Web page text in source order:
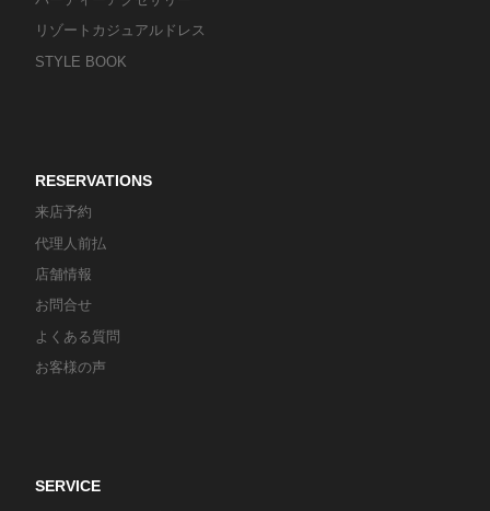
リゾートカジュアルドレス
STYLE BOOK
RESERVATIONS
来店予約
代理人前払
店舗情報
お問合せ
よくある質問
お客様の声
SERVICE